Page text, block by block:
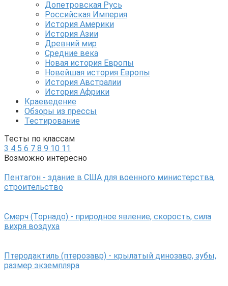
Допетровская Русь
Российская Империя
История Америки
История Азии
Древний мир
Средние века
Новая история Европы
Новейшая история Европы
История Австралии
История Африки
Краеведение
Обзоры из прессы
Тестирование
Тесты по классам
3 4 5 6 7 8 9 10 11
Возможно интересно
Пентагон - здание в США для военного министерства,
строительство
Смерч (Торнадо) - природное явление, скорость, сила
вихря воздуха
Птеродактиль (птерозавр) - крылатый динозавр, зубы,
размер экземпляра